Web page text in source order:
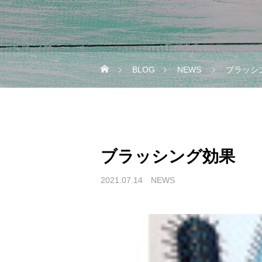
BLOG NEWS ブラッシ
ブラッシング効果
2021.07.14 NEWS